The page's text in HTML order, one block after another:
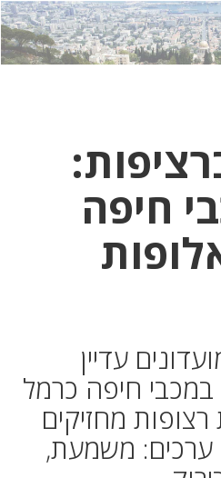
לחץ
כאן
לחץ
כדי
חיפה
עדיין
במכבי חיפה כרמל
מחזיקים
ערכים: משמעת,